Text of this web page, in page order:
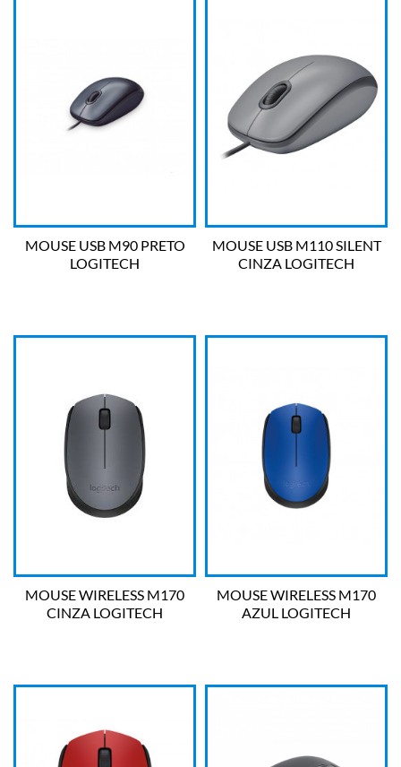
MOUSE USB M90 PRETO
LOGITECH
MOUSE USB M110 SILENT
CINZA LOGITECH
MOUSE WIRELESS M170
CINZA LOGITECH
MOUSE WIRELESS M170
AZUL LOGITECH